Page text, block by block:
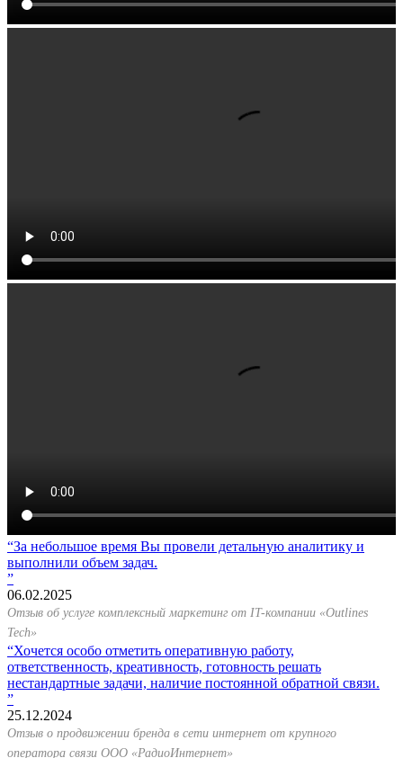
За небольшое время Вы провели детальную аналитику и
выполнили объем задач.
06.02.2025
Отзыв об услуге комплексный маркетинг от IT-компании «Outlines
Tech»
Хочется особо отметить оперативную работу,
ответственность, креативность, готовность решать
нестандартные задачи, наличие постоянной обратной связи.
25.12.2024
Отзыв о продвижении бренда в сети интернет от крупного
оператора связи ООО «РадиоИнтернет»